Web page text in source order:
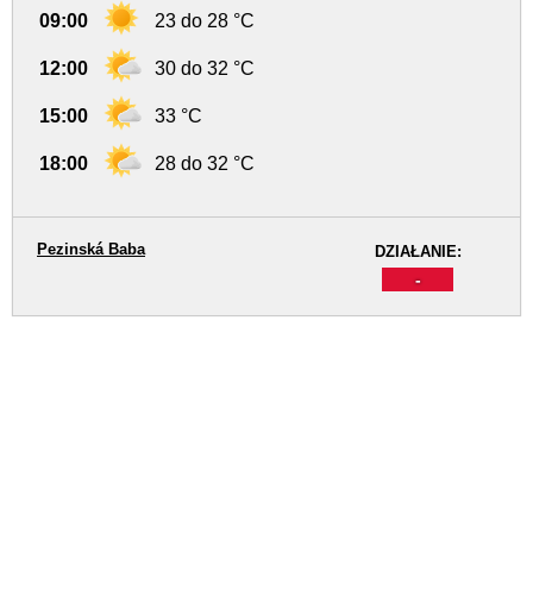
09:00 23 do 28 °C
12:00 30 do 32 °C
15:00 33 °C
18:00 28 do 32 °C
DZIAŁANIE:
-
Pezinská Baba